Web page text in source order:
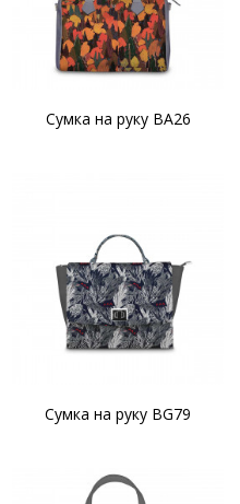
Сумка на руку BA26
Сумка на руку BG79